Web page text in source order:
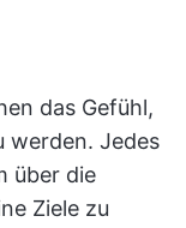
das Gefühl,
Jedes
über die
Ziele zu